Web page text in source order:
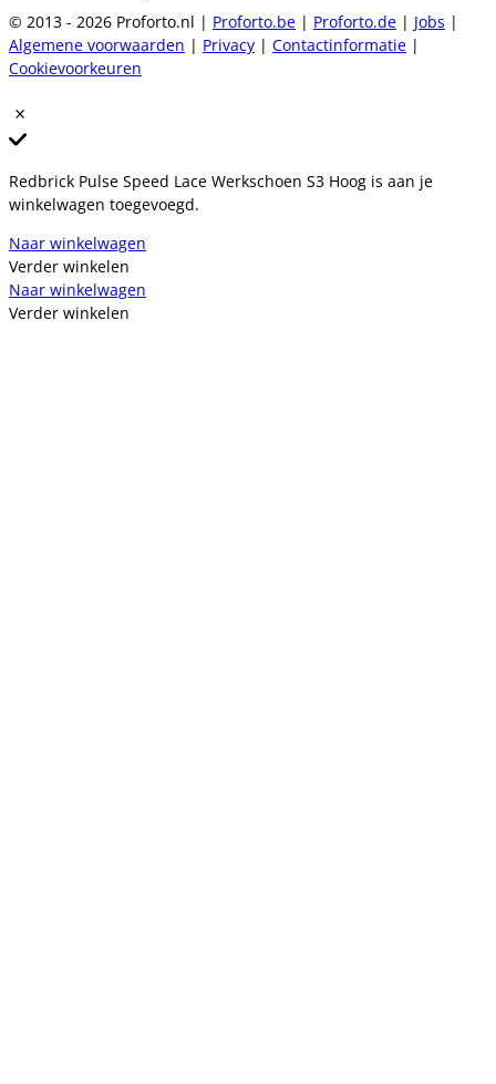
© 2013 - 2026 Proforto.nl | Proforto.be | Proforto.de | Jobs |
Algemene voorwaarden | Privacy | Contactinformatie |
Cookievoorkeuren
Redbrick Pulse Speed Lace Werkschoen S3 Hoog is aan je
winkelwagen toegevoegd.
Naar winkelwagen
Verder winkelen
Naar winkelwagen
Verder winkelen